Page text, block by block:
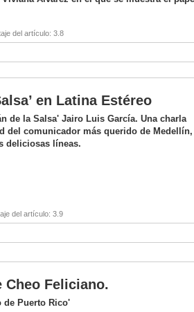
del artículo: 3.8
en Latina Estéreo
de la Salsa' Jairo Luis García. Una charla
del comunicador más querido de Medellín,
deliciosas líneas.
del artículo: 3.9
Feliciano.
Puerto Rico'